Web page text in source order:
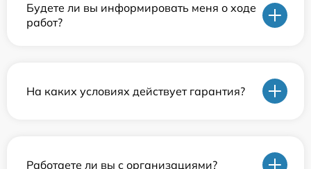
Будете ли вы информировать меня о ходе
работ?
На каких условиях действует гарантия?
Работаете ли вы с организациями?